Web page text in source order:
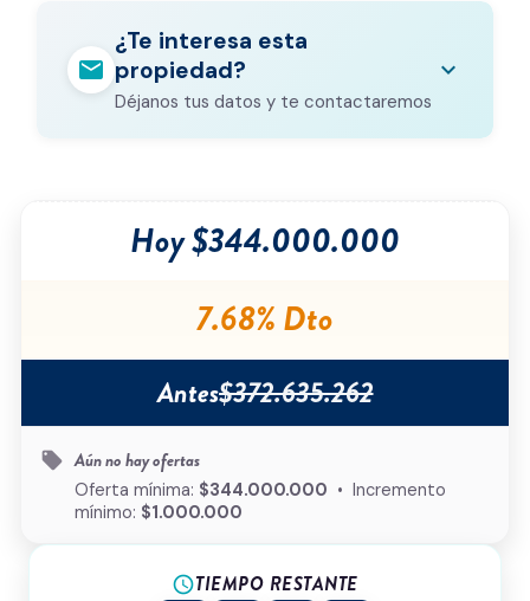
mail
¿Te interesa esta
propiedad?
Déjanos tus datos y te contactaremos
expand_more
Correo electrónico
¿Cómo podemos ayudarte?
Hoy $344.000.000
7.68% Dto
Antes$372.635.262
local_offer Aún no hay ofertas
Oferta mínima: $344.000.000 • Incremento
mínimo: $1.000.000
scheduleTIEMPO RESTANTE